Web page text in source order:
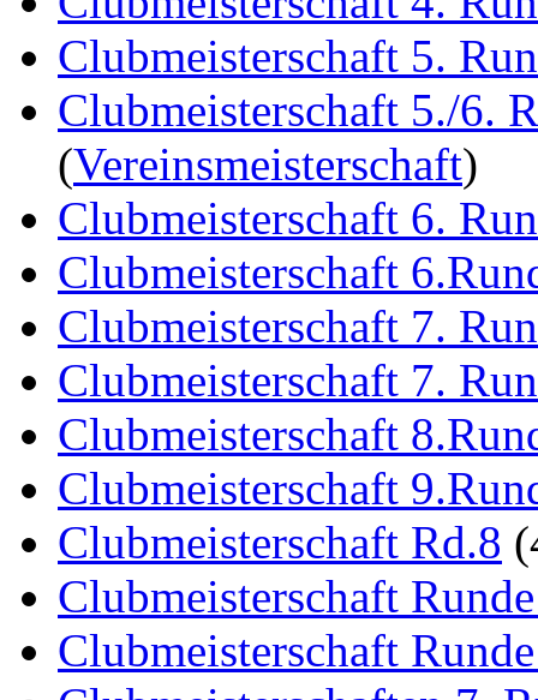
Clubmeisterschaft 5.
Clubmeisterschaft 5./6.
(Vereinsmeisterschaft)
Clubmeisterschaft 6.
Clubmeisterschaft
Clubmeisterschaft 7.
Clubmeisterschaft 7.
Clubmeisterschaft
Clubmeisterschaft
Clubmeisterschaft Rd.8
Clubmeisterschaft
Clubmeisterschaft